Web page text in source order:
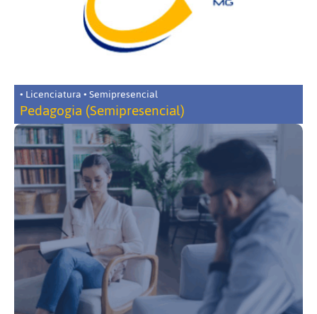
• Licenciatura • Semipresencial
Pedagogia (Semipresencial)